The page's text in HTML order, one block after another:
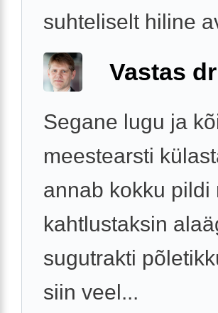
suhteliselt hiline
Vastas
Segane lugu ja
meestearsti
annab kokku pildi
kahtlustaksin
sugutrakti
siin veel...